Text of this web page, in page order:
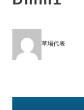
草場代表